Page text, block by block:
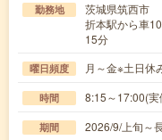
勤務地
茨城県筑西市
折本駅から車
15分
曜日頻度 月～金※土日休
時間 8:15～17:00(
期間 2026/9/上旬～